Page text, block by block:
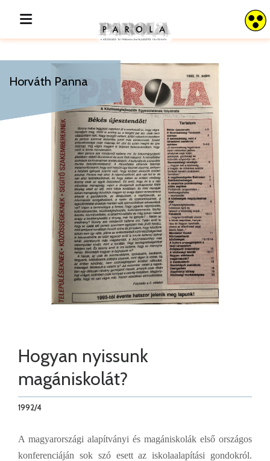
Horváth Panna
Hogyan nyissunk
magániskolát?
1992/4
A magyarországi alapítványi és magániskolák első országos
konferenciáján sok szó esett az iskolaalapítási gondokról.